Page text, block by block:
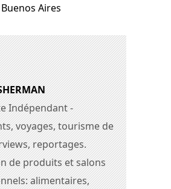
Aires
Indépendant -
voyages, tourisme de
reportages.
de produits et salons
alimentaires,